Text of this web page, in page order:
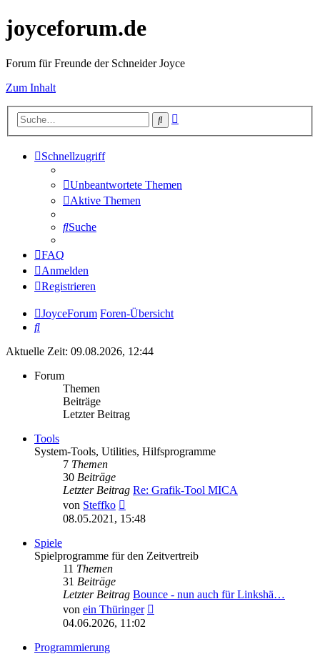
joyceforum.de
Forum für Freunde der Schneider Joyce
Zum Inhalt
Suche
Schnellzugriff
Unbeantwortete Themen
Aktive Themen
Suche
FAQ
Anmelden
Registrieren
JoyceForum Foren-Übersicht
Suche
Aktuelle Zeit: 09.08.2026, 12:44
Forum
Themen
Beiträge
Letzter Beitrag
Tools
System-Tools, Utilities, Hilfsprogramme
7 Themen
30 Beiträge
Letzter Beitrag Re: Grafik-Tool MICA
von Steffko
Beitrag
08.05.2021, 15:48
Spiele
Spielprogramme für den Zeitvertreib
11 Themen
31 Beiträge
Letzter Beitrag Bounce - nun auch für Linkshä…
von ein Thüringer
04.06.2026, 11:02
Programmierung